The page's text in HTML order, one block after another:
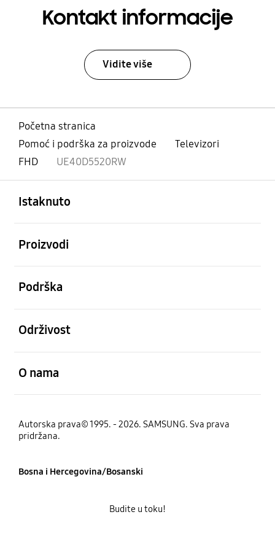
Kontakt informacije
Vidite više
Početna stranica
Pomoć i podrška za proizvode
Televizori
FHD
UE40D5520RW
Istaknuto
Proizvodi
Podrška
Održivost
O nama
Autorska prava© 1995. - 2026. SAMSUNG. Sva prava
pridržana.
Bosna i Hercegovina/Bosanski
Budite u toku!